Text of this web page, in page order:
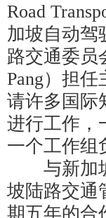
Road
加坡自动驾
路交通委员
Pang）担
请许多国际
进行工作，
一个工作组
与新加坡
坡陆路交通
期五年的合